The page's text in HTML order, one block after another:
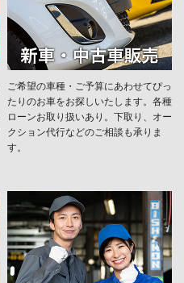
ご希望の車種・ご予算にあわせてぴっ
たりのお車をお探しいたします。各種
ローンお取り扱いあり。下取り、オー
クション代行などのご相談も承りま
す。